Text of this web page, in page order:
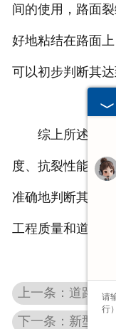
间的使用，路面
好地粘结在路面
可以初步判断其达
综上所述，通
度、抗裂性能、
准确地判断其是
工程质量和道路的
下一条：新型抗